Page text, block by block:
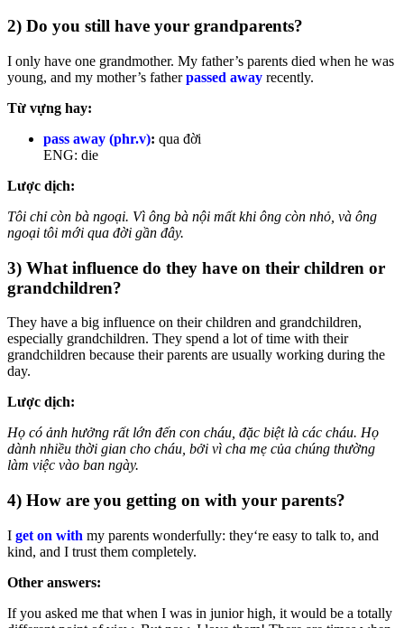
2) Do you still have your grandparents?
I only have one grandmother. My father’s parents died when he was
young, and my mother’s fatherpassed away recently.
Từ vựng hay:
pass away (phr.v): qua đời
ENG: die
Lược dịch:
Tôi chỉ còn bà ngoại. Vì ông bà nội mất khi ông còn nhỏ, và ông
ngoại tôi mới qua đời gần đây.
3) What influence do they have on their children or
grandchildren?
They have a big influence on their children and grandchildren,
especially grandchildren. They spend a lot of time with their
grandchildren because their parents are usually working during the
day.
Lược dịch:
Họ có ảnh hưởng rất lớn đến con cháu, đặc biệt là các cháu. Họ
dành nhiều thời gian cho cháu, bởi vì cha mẹ của chúng thường
làm việc vào ban ngày.
4) How are you getting on with your parents?
I get on with my parents wonderfully: they‘re easy to talk to, and
kind, and I trust them completely.
Other answers:
If you asked me that when I was in junior high, it would be a totally